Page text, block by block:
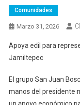
Comunidades
Marzo 31, 2026
Apoya edil para
Jamiltepec
El grupo San Juan
manos del presidente
un apoyo económico